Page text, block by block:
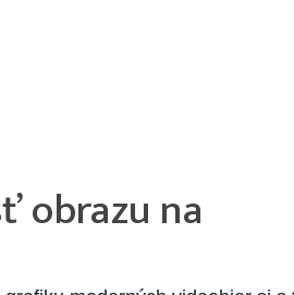
obrazu na